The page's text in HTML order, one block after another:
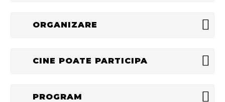
ORGANIZARE
CINE POATE PARTICIPA
PROGRAM